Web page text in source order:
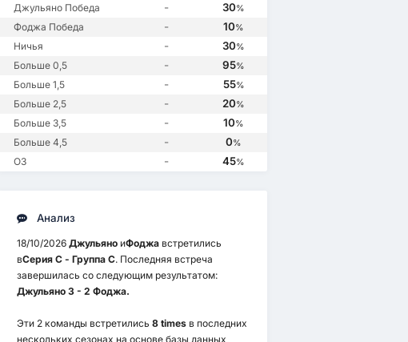
Джульяно Победа - 30%
Фоджа Победа - 10%
Ничья - 30%
Больше 0,5 - 95%
Больше 1,5 - 55%
Больше 2,5 - 20%
Больше 3,5 - 10%
Больше 4,5 - 0%
ОЗ - 45%
Анализ
18/10/2026 ДжульяноиФоджавстретились
вСерия C - Группа C. Последняя встреча
завершилась со следующим результатом:
Джульяно 3 - 2 Фоджа.
Эти 2 команды встретились 8 timesв последних
нескольких сезонах на основе базы данных,